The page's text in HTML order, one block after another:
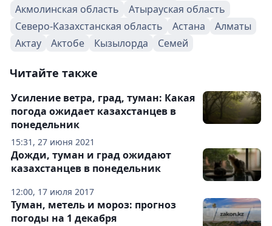
Акмолинская область
Атырауская область
Северо-Казахстанская область
Астана
Алматы
Актау
Актобе Кызылорда Семей
Читайте также
15:31, 27 июня 2021
Усиление ветра, град, туман: Какая
погода ожидает казахстанцев в
понедельник
12:00, 17 июля 2017
Дожди, туман и град ожидают
казахстанцев в понедельник
Туман, метель и мороз: прогноз
погоды на 1 декабря